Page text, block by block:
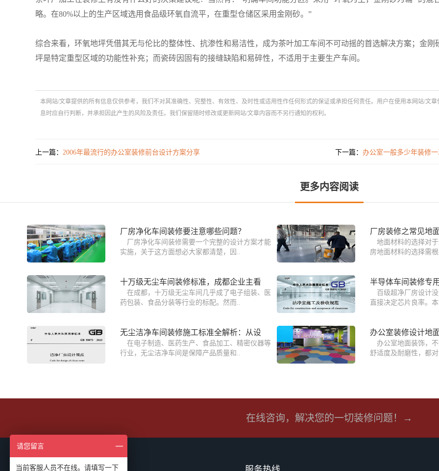
略。在80%以上的生产区域选用食品级环氧自流平，在重型仓储区采用金刚砂。”
综合来看，环氧地坪凭借其无与伦比的整体性、抗渗性和易洁性，成为茶叶加工车间不可动摇的首选解决方案；金刚
坪是特定重型区域的功能性补充；而瓷砖因固有的接缝缺陷和易碎性，不适用于主要生产车间。
本网站/文章提供的所有信息仅供参考，我们不对其准确性、完整性、有效性、及时性或适用性作任何形式的保证或承担任何责任。用户在使用本网站/文章
息时应自行判断，并承担因此产生的风险及责任。我们保留随时修改或更新网站/文章内容而不另行通知的权利。
上一篇： 2006年最流行的办公室装修前台设计方案分享 下一篇： 办公室一般多少年装修
更多内容阅读
厂房净化车间装修要注意哪些问题？
厂房净化车间装修需要一个完整的设计方案才能
实施，关于这方面想必大家都清楚，因..
厂房装修之常见地
地面材料的选择对
房地面材料的选择需
十万级无尘车间装修标准，成都企业主看
在成都，十万级无尘车间几乎成了电子组装、医
药包装、食品分装等行业的标配。然而..
半导体车间装修专
百级超净厂房设计
直接决定芯片良率。
无尘洁净车间装修施工标准全解析：从设
在电子制造、医药生产、食品加工、精密仪器等
行业，无尘洁净车间是保障产品质量和..
办公室装修设计地
办公室地面装饰，
舒适度及耐磨性，都
在线咨询，解决您的一切装修问题！→
请您留言
当前客服人员不在线。请填写一下